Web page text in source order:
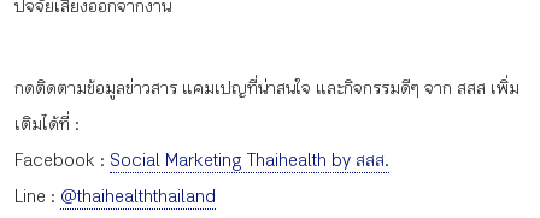
TH EN
ปัจจัยเสี่ยงออกจากงาน
กดติดตามข้อมูลข่าวสาร แคมเปญที่น่าสนใจ และกิจกรรมดีๆ จาก สสส เพิ่ม
เติมได้ที่ :
Facebook : Social Marketing Thaihealth by สสส.
Line : @thaihealththailand